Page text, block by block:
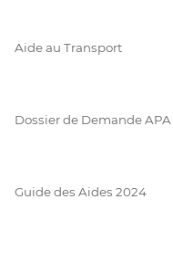
Aide au Transport
Dossier de Demande APA
Guide des Aides 2024